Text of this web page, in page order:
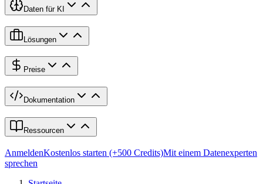
Daten für KI
Lösungen
Preise
Dokumentation
Ressourcen
AnmeldenKostenlos starten (+500 Credits)Mit einem Datenexperten
sprechen